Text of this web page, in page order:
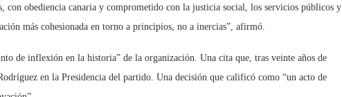
con obediencia canaria y comprometido con la justicia social, los servicios públicos y
más cohesionada en torno a principios, no a inercias”, afirmó.
de inflexión en la historia” de la organización. Una cita que, tras veinte años de
en la Presidencia del partido. Una decisión que calificó como “un acto de